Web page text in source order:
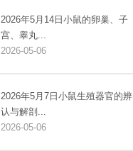
2026年5月14日小鼠的卵巢、子
宫、睾丸...
2026-05-06
2026年5月7日小鼠生殖器官的辨
认与解剖...
2026-05-06